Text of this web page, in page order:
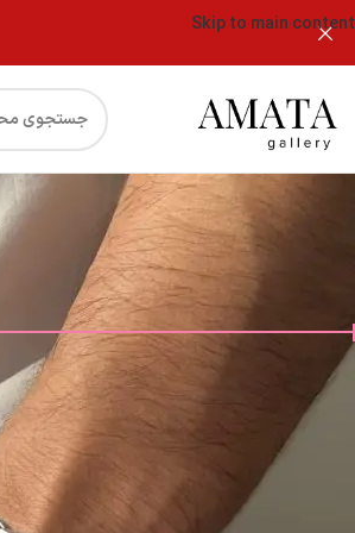
Skip to main content
فیلتر قیمت: 4,500,000 تومان
دسته‌های محصولات